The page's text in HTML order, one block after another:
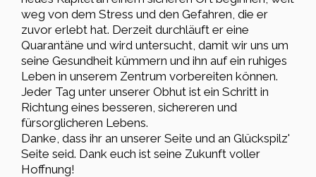
weg von dem Stress und den Gefahren, die er
zuvor erlebt hat. Derzeit durchläuft er eine
Quarantäne und wird untersucht, damit wir uns um
seine Gesundheit kümmern und ihn auf ein ruhiges
Leben in unserem Zentrum vorbereiten können.
Jeder Tag unter unserer Obhut ist ein Schritt in
Richtung eines besseren, sichereren und
fürsorglicheren Lebens.
Danke, dass ihr an unserer Seite und an Glückspilz'
Seite seid. Dank euch ist seine Zukunft voller
Hoffnung!